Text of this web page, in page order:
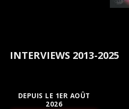
INTERVIEWS 2013-2025
DEPUIS LE 1ER AOÛT
2026